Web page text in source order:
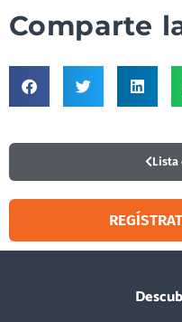
Comparte
Lista